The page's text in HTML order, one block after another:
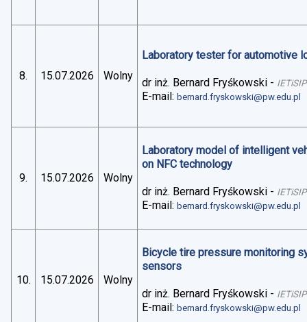
8. 15.07.2026 Wolny
Laboratory tester for automotive
dr inż. Bernard Fryśkowski - IETiSIP
E-mail:bernard.fryskowski@pw.edu.pl
9. 15.07.2026 Wolny
Laboratory model of intelligent
on NFC technology
dr inż. Bernard Fryśkowski - IETiSIP
E-mail:bernard.fryskowski@pw.edu.pl
10. 15.07.2026 Wolny
Bicycle tire pressure monitoring
sensors
dr inż. Bernard Fryśkowski - IETiSIP
E-mail:bernard.fryskowski@pw.edu.pl